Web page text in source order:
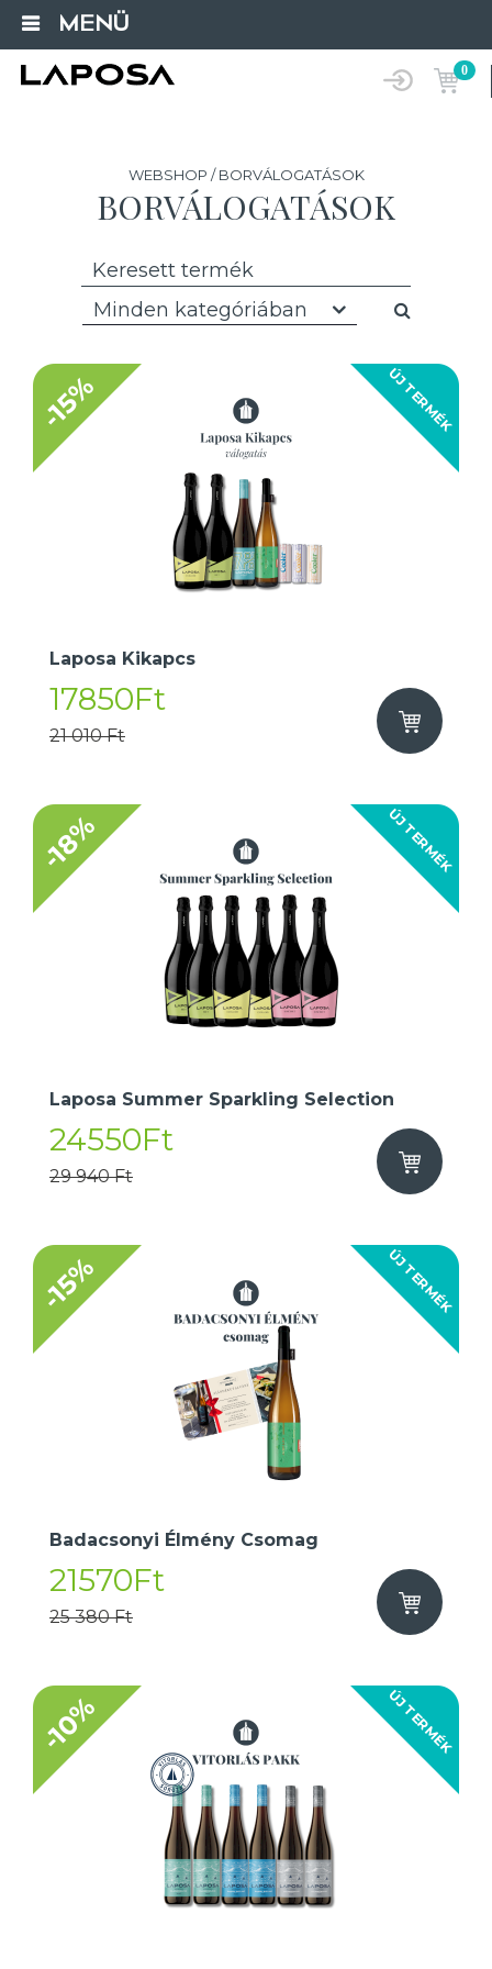
MENÜ
0
WEBSHOP / BORVÁLOGATÁSOK
BORVÁLOGATÁSOK
Minden kategóriában
ÚJ TERMÉK
-15%
Laposa Kikapcs
17850Ft
21 010 Ft
ÚJ TERMÉK
-18%
Laposa Summer Sparkling Selection
24550Ft
29 940 Ft
ÚJ TERMÉK
-15%
Badacsonyi Élmény Csomag
21570Ft
25 380 Ft
ÚJ TERMÉK
-10%